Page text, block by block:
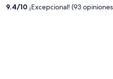
9.4/10 ¡Excepcional! (93